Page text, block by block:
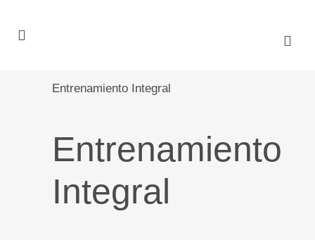
Entrenamiento Integral
Entrenamiento
Integral